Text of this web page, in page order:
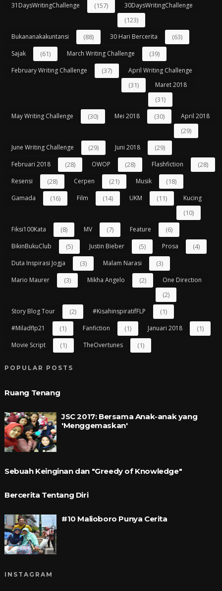
31DaysWritingChallenge (157) 30DaysWritingChallenge
(123)
Bukananakakuntansi (88) 30 Hari Bercerita (63)
Sajak (61) March Writing Challenge (39)
February Writing Challenge (37) April Writing Challenge
(31) Maret 2018
(31)
May Writing Challenge (30) Mei 2018 (30) April 2018
(29)
June Writing Challenge (29) Juni 2018 (29)
Februari 2018 (28) OWOP (28) Flashfiction (28)
Resensi (28) Cerpen (21) Musik (18)
Gamada (16) Film (14) UKM (11) Kucing
(10)
Fiksi100Kata (8) MV (7) Feature (6)
BikinBukuClub (5) Justin Bieber (5) Prosa (4)
Duta Inspirasi Jogja (3) Malam Narasi (3)
Mario Maurer (3) Mikha Angelo (2) One Direction
(2)
Story Blog Tour (2) #kisahinspiratifFLP (1)
#miladflp21 (1) Fanfiction (1) Januari 2018 (1)
Movie Script (1) TheOvertunes (1)
POPULAR POSTS
Ruang Tenang
JSC 2017: Bersama Anak-anak yang
'Menggemaskan'
Sebuah Keinginan dan "Greedy of Knowledge"
Bercerita Tentang Diri
#10 Malioboro Punya Cerita
INSTAGRAM